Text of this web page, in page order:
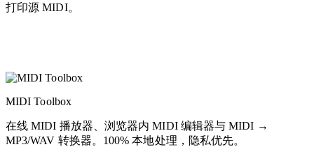
打印源 MIDI。
MIDI Toolbox
在线 MIDI 播放器、浏览器内 MIDI 编辑器与 MIDI →
MP3/WAV 转换器。100% 本地处理，隐私优先。